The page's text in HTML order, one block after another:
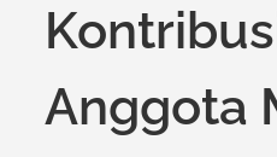
Anggota